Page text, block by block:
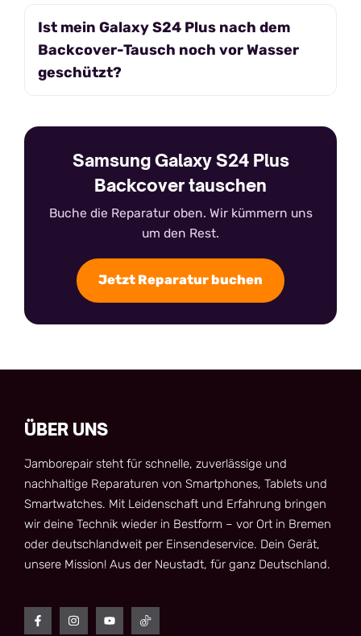
Ist mein Galaxy S24 Plus nach dem
Backcover-Tausch noch vor Wasser
geschützt?
Samsung Galaxy S24 Plus
Backcover tauschen
Buche die Reparatur oben. Wir kümmern uns
um den Rest.
Jetzt Reparatur buchen
ÜBER UNS
Jamborepair steht für schnelle, zuverlässige und
nachhaltige Reparaturen von Smartphones, Tablets und
Smartwatches. Mit Leidenschaft und Erfahrung bringen
wir deine Technik wieder in Bestform – vor Ort in Bremen
oder deutschlandweit per Einsendeservice. Dein Gerät,
unsere Mission! Aus der Neustadt, für ganz Deutschland.